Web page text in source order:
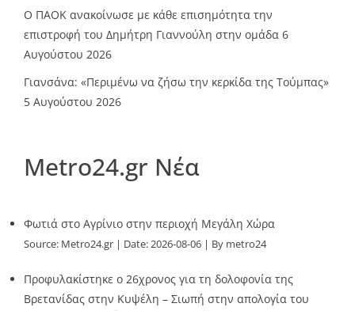
Ο ΠΑΟΚ ανακοίνωσε με κάθε επισημότητα την
επιστροφή του Δημήτρη Γιαννούλη στην ομάδα 6
Αυγούστου 2026
Γιανσάνα: «Περιμένω να ζήσω την κερκίδα της Τούμπας»
5 Αυγούστου 2026
Metro24.gr Νέα
Φωτιά στο Αγρίνιο στην περιοχή Μεγάλη Χώρα
Source: Metro24.gr Date: 2026-08-06 By metro24
Προφυλακίστηκε ο 26χρονος για τη δολοφονία της
Βρετανίδας στην Κυψέλη – Σιωπή στην απολογία του